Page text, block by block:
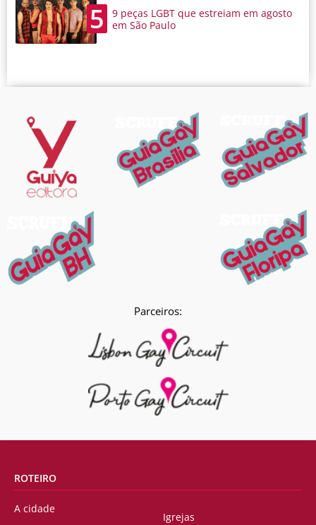
5
9 peças LGBT que estreiam em agosto
em São Paulo
Parceiros:
ROTEIRO
A cidade
Igrejas